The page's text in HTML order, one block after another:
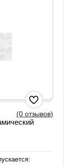
(0 отзывов)